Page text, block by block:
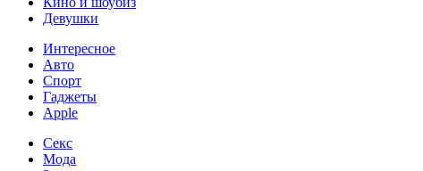
Девушки
Интересное
Авто
Спорт
Гаджеты
Apple
Секс
Мода